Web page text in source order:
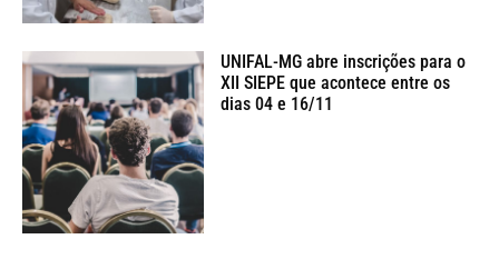
UNIFAL-MG abre inscrições para o
XII SIEPE que acontece entre os
dias 04 e 16/11